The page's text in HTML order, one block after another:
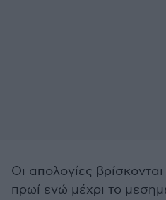
Οι απολογίες
πρωί ενώ μέχρι το